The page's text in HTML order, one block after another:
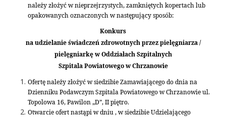
należy złożyć w nieprzejrzystych, zamkniętych kopertach lub
opakowanych oznaczonych w następujący sposób:
Konkurs
na udzielanie świadczeń zdrowotnych przez pielęgniarza /
pielęgniarkę w Oddziałach Szpitalnych
Szpitala Powiatowego w Chrzanowie
Ofertę należy złożyć w siedzibie Zamawiającego do dnia na
Dzienniku Podawczym Szpitala Powiatowego w Chrzanowie ul.
Topolowa 16, Pawilon „D”, II piętro.
Otwarcie ofert nastąpi w dniu , w siedzibie Udzielającego